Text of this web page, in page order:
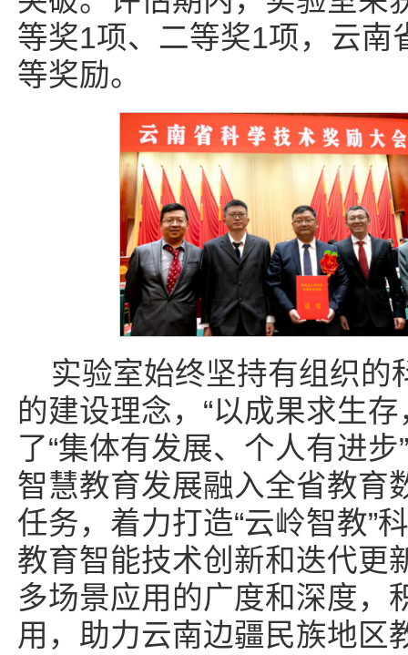
等奖1项、二等奖1项，云南
等奖励。
实验室始终坚持有组织的
的建设理念，“以成果求生
了“集体有发展、个人有进
智慧教育发展融入全省教育
任务，着力打造“云岭智教”
教育智能技术创新和迭代更
多场景应用的广度和深度，
用，助力云南边疆民族地区